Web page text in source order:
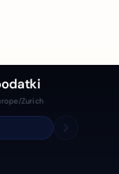
Zurich